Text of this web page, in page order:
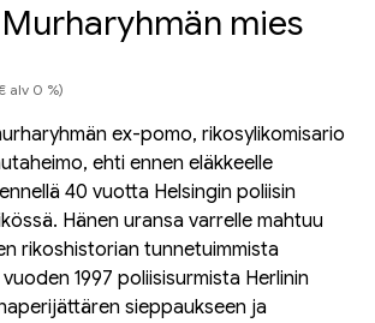
mies
alv 0 %)
ex-pomo, rikosylikomisario
ehti ennen eläkkeelle
40 vuotta Helsingin poliisin
Hänen uransa varrelle mahtuu
rikoshistorian tunnetuimmista
1997 poliisisurmista Herlinin
sieppaukseen ja